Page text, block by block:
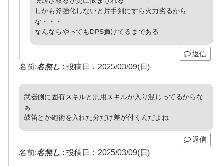
しかも斧強化しないと片手剣にすら火力劣るから
な・・・
なんならやってもDPS負けてるまである
返信
名前:名無し : 投稿日：2025/03/09(日)
武器側に固有スキルと汎用スキルが入り混じってるからな
ぁ
鼓笛とか砲術を入れた分だけ差が付くんだよね
返信
名前:名無し : 投稿日：2025/03/09(日)